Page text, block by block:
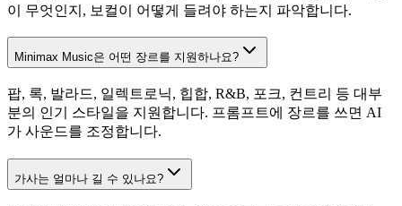
이 무엇인지, 보컬이 어떻게 들려야 하는지 파악합니다.
Minimax Music은 어떤 장르를 지원하나요?
팝, 록, 발라드, 일렉트로닉, 힙합, R&B, 포크, 컨트리 등 대부
분의 인기 스타일을 지원합니다. 프롬프트에 장르를 쓰면 AI
가 사운드를 조정합니다.
가사는 얼마나 길 수 있나요?